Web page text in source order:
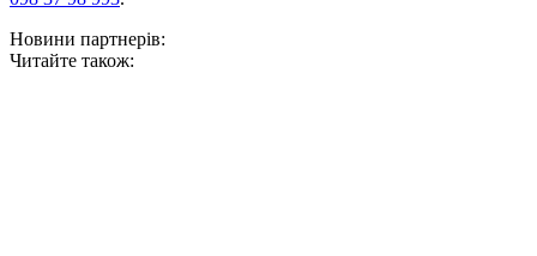
Новини партнерів:
Читайте також: